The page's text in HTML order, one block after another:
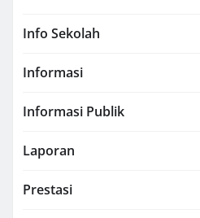
Info Sekolah
Informasi
Informasi Publik
Laporan
Prestasi